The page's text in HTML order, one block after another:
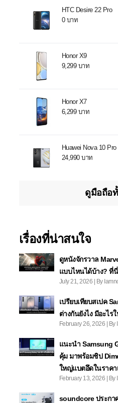
HTC Desire 22 Pro
0 บาท
Honor X9
9,299 บาท
Honor X7
6,299 บาท
Huawei Nova 10 Pro
24,990 บาท
ดูมือถือ
เรื่องที่น่าสนใจ
ดูหนังจักรวาล
แบบไหนได้บ้าง? ที่
July 21, 2026 | By
เปรียบเทียบสเปค
ต่างกันยังไง มีอะไ
February 26, 2026 | By
แนะนำ Samsung
คุ้ม มาพร้อมชิป
ใหญ่แบตอึดในราคา
February 13, 2026 | By
soundcore ประกา